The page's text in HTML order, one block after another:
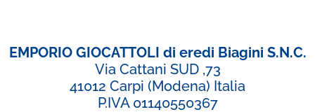
EMPORIO GIOCATTOLI di eredi Biagini S.N.C.
Via Cattani SUD ,73
41012 Carpi (Modena) Italia
P.IVA 01140550367